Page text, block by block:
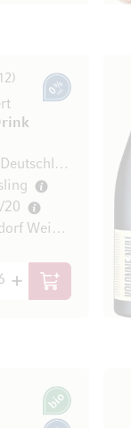
12
0% vol.
Rheingau, Deutschland
20
Fritz Allendorf Weinhandel GmbH& Co.KG
l)
In den
Bio